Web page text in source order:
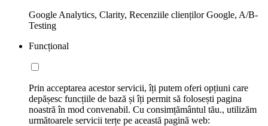
Google Analytics, Clarity, Recenziile clienților Google, A/B-
Testing
Funcțional
Prin acceptarea acestor servicii, îți putem oferi opțiuni care
depășesc funcțiile de bază și îți permit să folosești pagina
noastră în mod convenabil. Cu consimțământul tău., utilizăm
următoarele servicii terțe pe această pagină web: